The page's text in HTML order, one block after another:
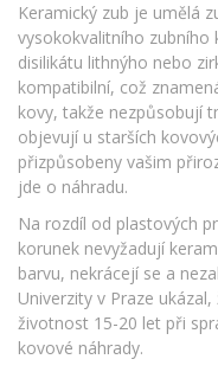
Keramický zub je umělá
vysokokvalitního zubního
disilikátu lithnýho nebo
kompatibilní, což
kovy, takže nezpůsobují
objevují u starších
přizpůsobeny vašim
jde o náhradu.
Na rozdíl od plastových
korunek nevyžadují
barvu, nekrácejí se a
Univerzity v Praze
životnost 15-20 let při
kovové náhrady.